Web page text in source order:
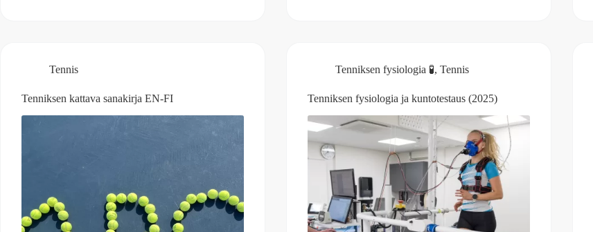
Tennis
Tenniksen kattava sanakirja EN-FI
Tenniksen fysiologia 🧪,Tennis
Tenniksen fysiologia ja kuntotestaus (2025)